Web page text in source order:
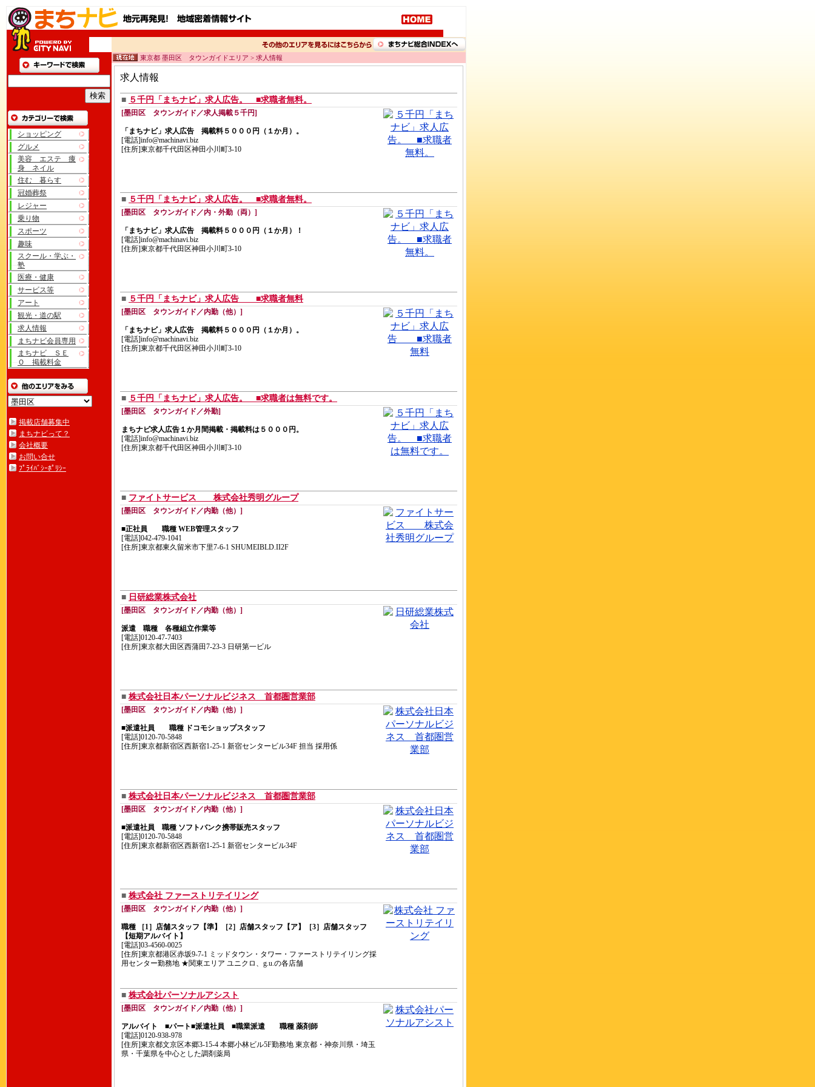
ショッピング
グルメ
美容 エステ 痩
身 ネイル
住む 暮らす
冠婚葬祭
レジャー
乗り物
スポーツ
趣味
スクール・学ぶ・
塾
医療・健康
サービス等
アート
観光・道の駅
求人情報
まちナビ会員専用
まちナビ ＳＥ
Ｏ 掲載料金
掲載店舗募集中
まちナビって？
会社概要
お問い合せ
ﾌﾟﾗｲﾊﾞｼｰﾎﾟﾘｼｰ
東京都 墨田区 タウンガイドエリア > 求人情報
求人情報
■ ５千円「まちナビ」求人広告。 ■求職者無料。
[墨田区 タウンガイド／求人掲載５千円]
「まちナビ」求人広告 掲載料５０００円（１か月）。
[電話]info@machinavi.biz
[住所]東京都千代田区神田小川町3-10
■ ５千円「まちナビ」求人広告。 ■求職者無料。
[墨田区 タウンガイド／内・外勤（両）]
「まちナビ」求人広告 掲載料５０００円（１か月）！
[電話]info@machinavi.biz
[住所]東京都千代田区神田小川町3-10
■ ５千円「まちナビ」求人広告 ■求職者無料
[墨田区 タウンガイド／内勤（他）]
「まちナビ」求人広告 掲載料５０００円（１か月）。
[電話]info@machinavi.biz
[住所]東京都千代田区神田小川町3-10
■ ５千円「まちナビ」求人広告。 ■求職者は無料です。
[墨田区 タウンガイド／外勤]
まちナビ求人広告１か月間掲載・掲載料は５０００円。
[電話]info@machinavi.biz
[住所]東京都千代田区神田小川町3-10
■ ファイトサービス 株式会社秀明グループ
[墨田区 タウンガイド／内勤（他）]
■正社員 職種 WEB管理スタッフ
[電話]042-479-1041
[住所]東京都東久留米市下里7-6-1 SHUMEIBLD.II2F
■ 日研総業株式会社
[墨田区 タウンガイド／内勤（他）]
派遣 職種 各種組立作業等
[電話]0120-47-7403
[住所]東京都大田区西蒲田7-23-3 日研第一ビル
■ 株式会社日本パーソナルビジネス 首都圏営業部
[墨田区 タウンガイド／内勤（他）]
■派遣社員 職種 ドコモショップスタッフ
[電話]0120-70-5848
[住所]東京都新宿区西新宿1-25-1 新宿センタービル34F 担当 採用係
■ 株式会社日本パーソナルビジネス 首都圏営業部
[墨田区 タウンガイド／内勤（他）]
■派遣社員 職種 ソフトバンク携帯販売スタッフ
[電話]0120-70-5848
[住所]東京都新宿区西新宿1-25-1 新宿センタービル34F
■ 株式会社 ファーストリテイリング
[墨田区 タウンガイド／内勤（他）]
職種 ［1］店舗スタッフ【準】［2］店舗スタッフ【ア】［3］店舗スタッフ
【短期アルバイト】
[電話]03-4560-0025
[住所]東京都港区赤坂9-7-1 ミッドタウン・タワー・ファーストリテイリング採
用センター勤務地 ★関東エリア ユニクロ、g.u.の各店舗
■ 株式会社パーソナルアシスト
[墨田区 タウンガイド／内勤（他）]
アルバイト ■パート■派遣社員 ■職業派遣 職種 薬剤師
[電話]0120-938-978
[住所]東京都文京区本郷3-15-4 本郷小林ビル5F勤務地 東京都・神奈川県・埼玉
県・千葉県を中心とした調剤薬局